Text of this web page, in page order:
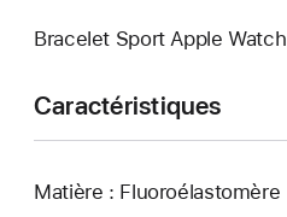
Bracelet Sport Apple Watch
Caractéristiques
Matière : Fluoroélastomère